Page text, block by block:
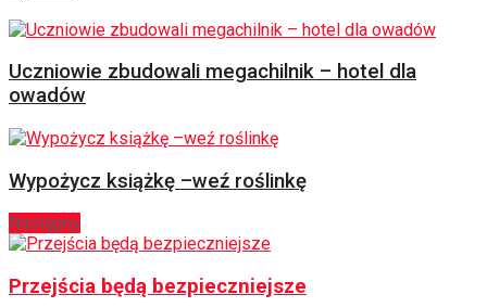
Uczniowie zbudowali megachilnik – hotel dla
owadów
Wypożycz książkę –weź roślinkę
Następny
Przejścia będą bezpieczniejsze